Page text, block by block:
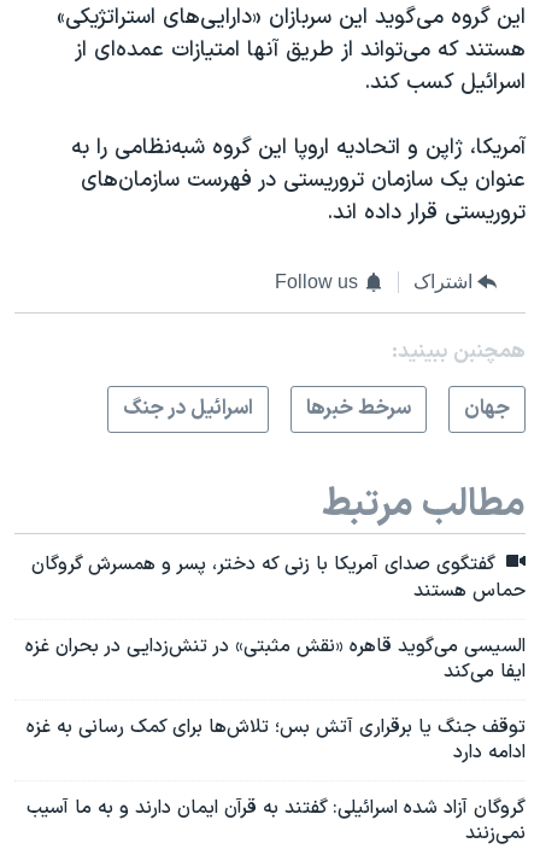
این گروه می‌گوید این سربازان «دارایی‌های استراتژیکی»
هستند که می‌تواند از طریق آنها امتیازات عمده‌ای از
اسرائیل کسب کند.
آمریکا، ژاپن و اتحادیه اروپا این گروه شبه‌نظامی را به
عنوان یک سازمان تروریستی در فهرست سازمان‌های
تروریستی قرار داده اند.
اشتراک Follow us
همچنبن ببینید:
جهان
سرخط خبرها اسرائیل در جنگ
مطالب مرتبط
گفتگوی صدای آمریکا با زنی که دختر، پسر و همسرش گروگان
حماس هستند
السیسی می‌گوید قاهره «نقش مثبتی» در تنش‌زدایی در بحران غزه
ایفا می‌کند
توقف جنگ یا برقراری آتش بس؛ تلاش‌ها برای کمک رسانی به غزه
ادامه دارد
گروگان آزاد شده اسرائیلی: گفتند به قرآن ایمان دارند و به ما آسیب
نمی‌زنند